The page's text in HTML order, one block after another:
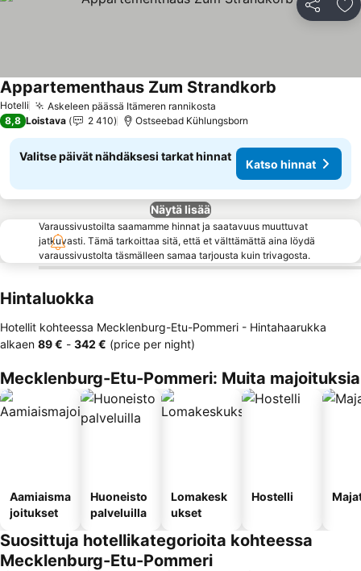
Jaa
Hotelli Askeleen päässä Itämeren rannikosta
Appartementhaus Zum Strandkorb
8,8 Loistava 2 410 Ostseebad Kühlungsborn
Valitse päivät nähdäksesi tarkat hinnat
Katso hinnat
Näytä lisää
Varaussivustoilta saamamme hinnat ja saatavuus muuttuvat
jatkuvasti. Tämä tarkoittaa sitä, että et välttämättä aina löydä
varaussivustolta täsmälleen samaa tarjousta kuin trivagosta.
Hintaluokka
Hotellit kohteessa Mecklenburg-Etu-Pommeri - Hintahaarukka
alkaen ‎89 € - ‎342 € (price per night)
Mecklenburg-Etu-Pommeri: Muita majoituksia
Aamiaisma
joitukset
Huoneisto
palveluilla
Lomakesk
ukset
Hostelli
Suosittuja hotellikategorioita kohteessa
Mecklenburg-Etu-Pommeri